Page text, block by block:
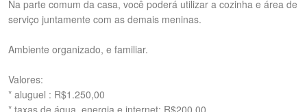
Na parte comum da casa, você poderá utilizar a cozinha e área de
serviço juntamente com as demais meninas.
Ambiente organizado, e familiar.
Valores:
* aluguel : R$1.250,00
* ⁠taxas de água, energia e internet: R$200,00